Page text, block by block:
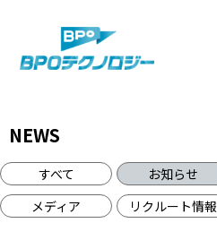
NEWS
すべて お知らせ
メディア
リクルート情報